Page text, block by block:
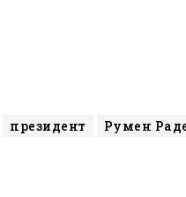
президент Румен